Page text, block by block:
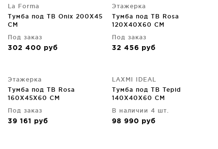
La Forma
Тумба под ТВ Onix 200X45
CM
Под заказ
302 400 руб
Этажерка
Тумба под ТВ Rosa
120X40X60 CM
Под заказ
32 456 руб
Этажерка
Тумба под ТВ Rosa
160X45X60 CM
Под заказ
39 161 руб
LAXMI IDEAL
Тумба под ТВ Tepid
140X40X60 CM
В наличии 4 шт.
98 990 руб